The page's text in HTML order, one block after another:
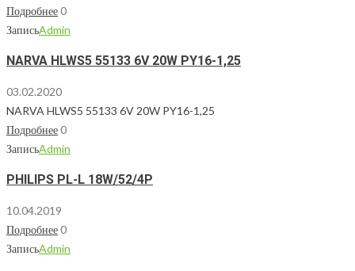
Подробнее0
ЗаписьAdmin
NARVA HLWS5 55133 6V 20W PY16-1,25
03.02.2020
NARVA HLWS5 55133 6V 20W PY16-1,25
Подробнее0
ЗаписьAdmin
PHILIPS PL-L 18W/52/4P
10.04.2019
Подробнее0
ЗаписьAdmin